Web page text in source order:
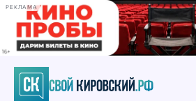
РЕКЛАМА